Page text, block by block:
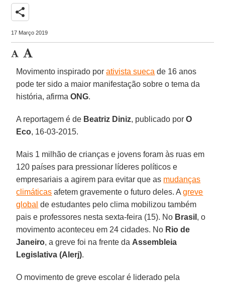
share
17 Março 2019
Movimento inspirado porativista sueca de 16 anos
pode ter sido a maior manifestação sobre o tema da
história, afirmaONG.
A reportagem é de Beatriz Diniz, publicado porO
Eco, 16-03-2015.
Mais 1 milhão de crianças e jovens foram às ruas em
120 países para pressionar líderes políticos e
empresariais a agirem para evitar que as mudanças
climáticas afetem gravemente o futuro deles. Agreve
global de estudantes pelo clima mobilizou também
pais e professores nesta sexta-feira (15). No Brasil , o
movimento aconteceu em 24 cidades. No Rio de
Janeiro, a greve foi na frente da Assembleia
Legislativa (Alerj).
O movimento de greve escolar é liderado pela